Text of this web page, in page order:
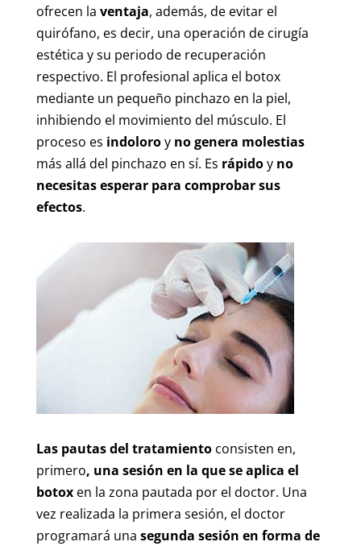
ofrecen la ventaja, además, de evitar el
quirófano, es decir, una operación de cirugía
estética y su periodo de recuperación
respectivo. El profesional aplica el botox
mediante un pequeño pinchazo en la piel,
inhibiendo el movimiento del músculo. El
proceso es indoloroy no genera molestias
más allá del pinchazo en sí. Es rápidoy no
necesitas esperar para comprobar sus
efectos.
Las pautas del tratamientoconsisten en,
primero, una sesión en la que se aplica el
botoxen la zona pautada por el doctor. Una
vez realizada la primera sesión, el doctor
programará una segunda sesión en forma de